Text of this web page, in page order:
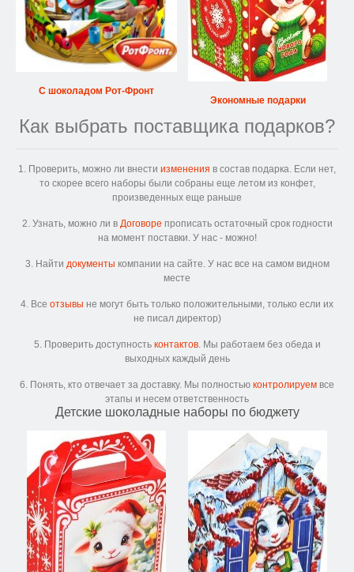
С шоколадом Рот-Фронт
Экономные подарки
Как выбрать поставщика подарков?
1. Проверить, можно ли внести изменения в состав подарка. Если нет,
то скорее всего наборы были собраны еще летом из конфет,
произведенных еще раньше
2. Узнать, можно ли в Договоре прописать остаточный срок годности
на момент поставки. У нас - можно!
3. Найти документы компании на сайте. У нас все на самом видном
месте
4. Все отзывы не могут быть только положительными, только если их
не писал директор)
5. Проверить доступность контактов. Мы работаем без обеда и
выходных каждый день
6. Понять, кто отвечает за доставку. Мы полностью контролируем все
этапы и несем ответственность
Детские шоколадные наборы по бюджету